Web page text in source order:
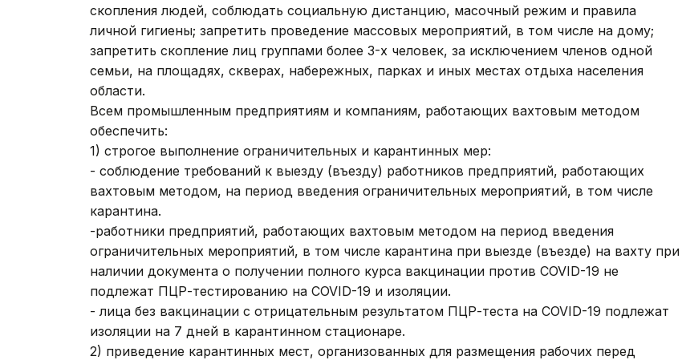
скопления людей, соблюдать социальную дистанцию, масочный режим и правила
личной гигиены; запретить проведение массовых мероприятий, в том числе на дому;
запретить скопление лиц группами более 3-х человек, за исключением членов одной
семьи, на площадях, скверах, набережных, парках и иных местах отдыха населения
области.
Всем промышленным предприятиям и компаниям, работающих вахтовым методом
обеспечить:
1) строгое выполнение ограничительных и карантинных мер:
- соблюдение требований к выезду (въезду) работников предприятий, работающих
вахтовым методом, на период введения ограничительных мероприятий, в том числе
карантина.
-работники предприятий, работающих вахтовым методом на период введения
ограничительных мероприятий, в том числе карантина при выезде (въезде) на вахту при
наличии документа о получении полного курса вакцинации против COVID-19 не
подлежат ПЦР-тестированию на COVID-19 и изоляции.
- лица без вакцинации с отрицательным результатом ПЦР-теста на COVID-19 подлежат
изоляции на 7 дней в карантинном стационаре.
2) приведение карантинных мест, организованных для размещения рабочих перед